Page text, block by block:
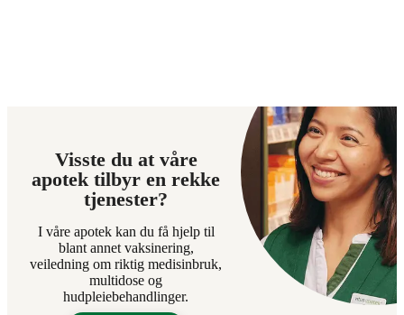
Visste du at våre
apotek tilbyr en rekke
tjenester?
I våre apotek kan du få hjelp til
blant annet vaksinering,
veiledning om riktig medisinbruk,
multidose og
hudpleiebehandlinger.